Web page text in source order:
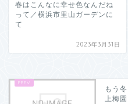
春はこんなに幸せ色なんだね
って／横浜市里山ガーデンに
て
2023年3月31日
もう
上梅